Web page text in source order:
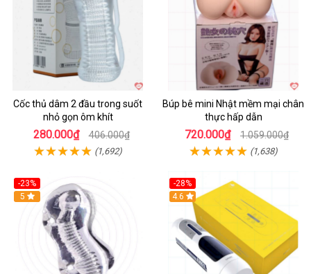
Cốc thủ dâm 2 đầu trong suốt
nhỏ gọn ôm khít
280.000₫ 406.000₫
(1,692)
Búp bê mini Nhật mềm mại chân
thực hấp dẫn
720.000₫ 1.059.000₫
(1,638)
-23%
Hot
5
-28%
Hot
4.6